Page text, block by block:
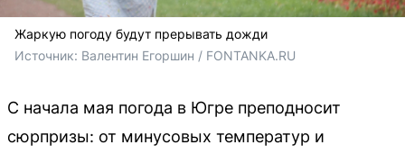
Жаркую погоду будут прерывать дожди
Источник: Валентин Егоршин / FONTANKA.RU
С начала мая погода в Югре преподносит
сюрпризы: от минусовых температур и